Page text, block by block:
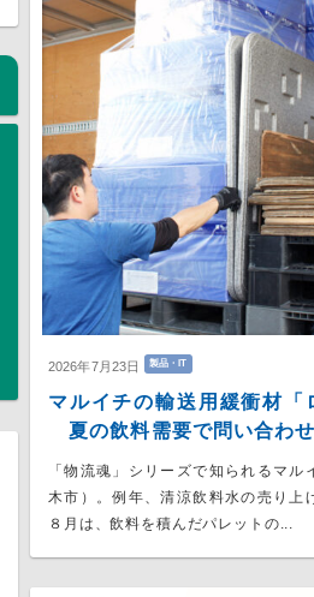
2026年7月23日 製品・IT
マルイチの輸送用緩衝材「
夏の飲料需要で問い合わ
「物流魂」シリーズで知られるマル
木市）。例年、清涼飲料水の売り上
８月は、飲料を積んだパレットの...